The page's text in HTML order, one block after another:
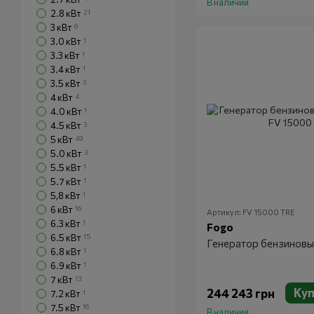
Артикул: FV 15000 TRE
Fogo
Генератор
244 243 грн
2.8 кВт 21
3 кВт 6
3.0 кВт 1
3.3 кВт 1
3.4 кВт 1
3.5 кВт 3
4 кВт 4
4.0 кВт 1
4.5 кВт 3
5 кВт 49
5.0 кВт 3
5.5 кВт 1
5.7 кВт 1
5,8 кВт 1
6 кВт 16
6.3 кВт 1
6.5 кВт 15
6.8 кВт 1
6.9 кВт 1
7 кВт 13
7.2 кВт 1
7.5 кВт 16